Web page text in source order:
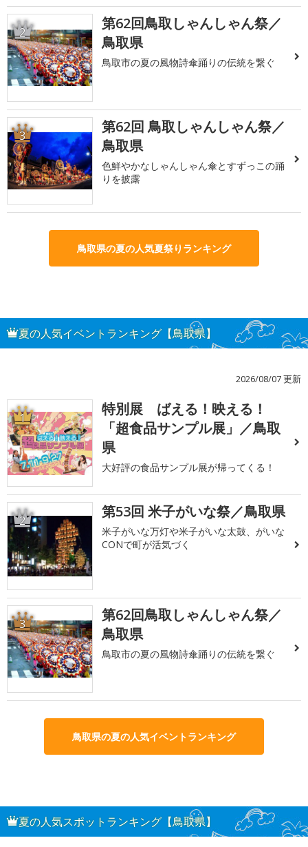
2
第62回鳥取しゃんしゃん祭／
鳥取県
鳥取市の夏の風物詩傘踊りの伝統を繋ぐ
3
第62回 鳥取しゃんしゃん祭／
鳥取県
色鮮やかなしゃんしゃん傘とすずっこの踊
りを披露
鳥取県の夏の人気夏祭りランキング
夏の人気イベントランキング【鳥取県】
2026/08/07 更新
1
特別展 ばえる！映える！
「超食品サンプル展」／鳥取
県
大好評の食品サンプル展が帰ってくる！
2 第53回 米子がいな祭／鳥取県
米子がいな万灯や米子がいな太鼓、がいな
CONで町が活気づく
3
第62回鳥取しゃんしゃん祭／
鳥取県
鳥取市の夏の風物詩傘踊りの伝統を繋ぐ
鳥取県の夏の人気イベントランキング
夏の人気スポットランキング【鳥取県】